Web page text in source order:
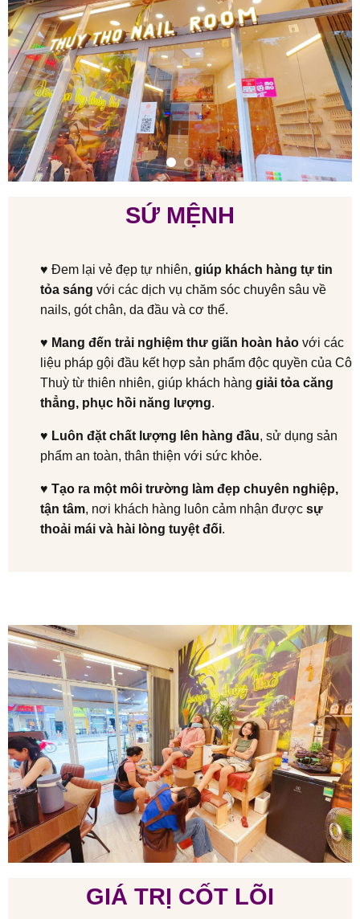
SỨ MỆNH
♥ Đem lại vẻ đẹp tự nhiên, giúp khách hàng tự tin
tỏa sáng với các dịch vụ chăm sóc chuyên sâu về
nails, gót chân, da đầu và cơ thể.
♥ Mang đến trải nghiệm thư giãn hoàn hảovới các
liệu pháp gội đầu kết hợp sản phẩm độc quyền của Cô
Thuỳ từ thiên nhiên, giúp khách hàng giải tỏa căng
thẳng, phục hồi năng lượng.
♥ Luôn đặt chất lượng lên hàng đầu, sử dụng sản
phẩm an toàn, thân thiện với sức khỏe.
♥ Tạo ra một môi trường làm đẹp chuyên nghiệp,
tận tâm, nơi khách hàng luôn cảm nhận được sự
thoải mái và hài lòng tuyệt đối.
GIÁ TRỊ CỐT LÕI